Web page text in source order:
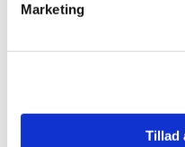
Marketing
Tillad